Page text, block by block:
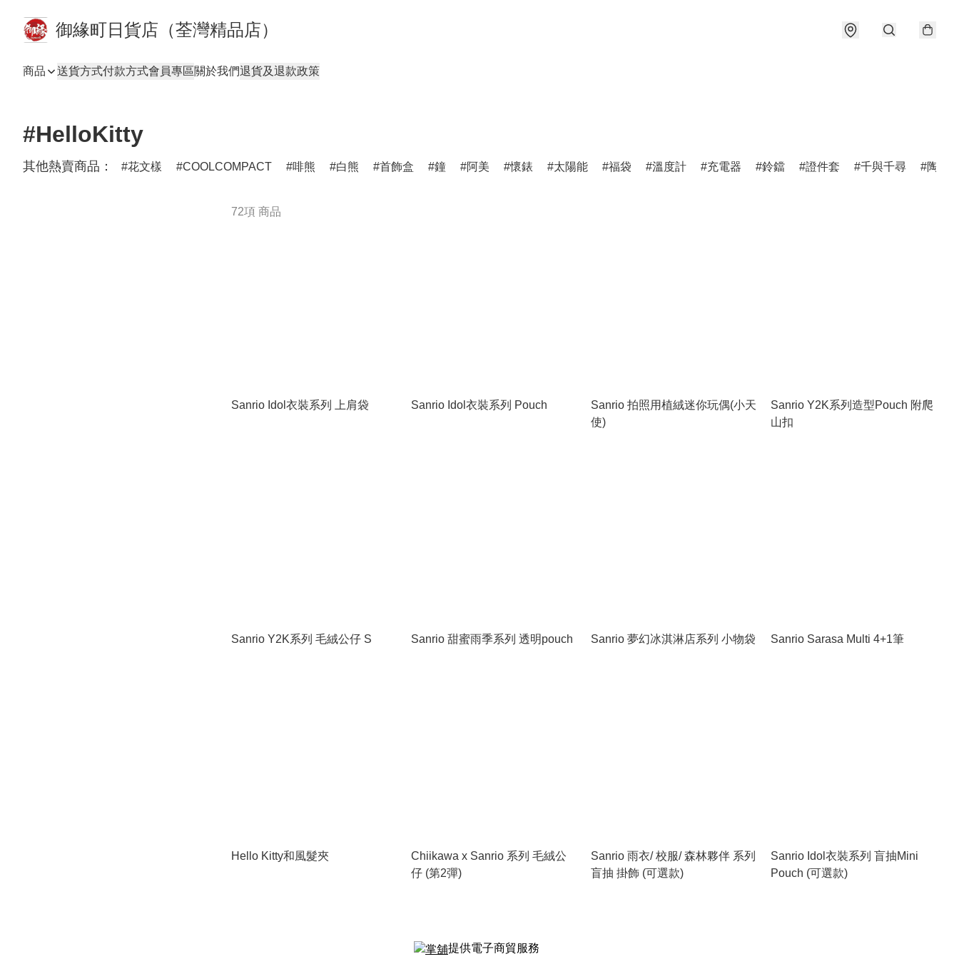
御緣町日貨店（荃灣精品店）
商品 送貨方式付款方式會員專區關於我們退貨及退款政策
#HelloKitty
其他熱賣商品： 花文樣 COOLCOMPACT 啡熊 白熊 首飾盒 鐘 阿美 懷錶 太陽能 福袋 溫度計 充電器 鈴鐺 證件套 千與千尋 陶瓷
72項 商品
Sanrio Idol衣裝系列 上肩袋 Sanrio Idol衣裝系列 Pouch
Sanrio 拍照用植絨迷你玩偶(小天
使)
Sanrio Y2K系列造型Pouch 附爬
山扣
Sanrio Y2K系列 毛絨公仔 S Sanrio 甜蜜雨季系列 透明pouch Sanrio 夢幻冰淇淋店系列 小物袋 Sanrio Sarasa Multi 4+1筆
Hello Kitty和風髮夾
Chiikawa x Sanrio 系列 毛絨公
仔 (第2彈)
Sanrio 雨衣/ 校服/ 森林夥伴 系列
盲抽 掛飾 (可選款)
Sanrio Idol衣裝系列 盲抽Mini
Pouch (可選款)
提供電子商貿服務